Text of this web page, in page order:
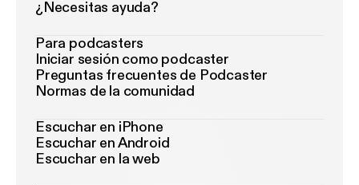
¿Necesitas ayuda?
Para podcasters
Iniciar sesión como podcaster
Preguntas frecuentes de Podcaster
Normas de la comunidad
Escuchar en iPhone
Escuchar en Android
Escuchar en la web